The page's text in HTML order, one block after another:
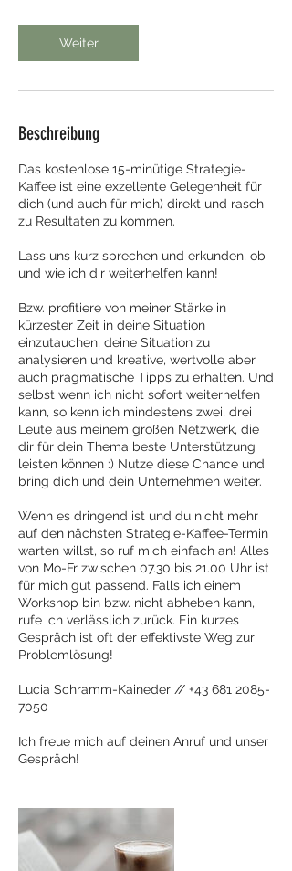
i
n
Weiter
Beschreibung
Das kostenlose 15-minütige Strategie-
Kaffee ist eine exzellente Gelegenheit für
dich (und auch für mich) direkt und rasch
zu Resultaten zu kommen.
Lass uns kurz sprechen und erkunden, ob
und wie ich dir weiterhelfen kann!
Bzw. profitiere von meiner Stärke in
kürzester Zeit in deine Situation
einzutauchen, deine Situation zu
analysieren und kreative, wertvolle aber
auch pragmatische Tipps zu erhalten. Und
selbst wenn ich nicht sofort weiterhelfen
kann, so kenn ich mindestens zwei, drei
Leute aus meinem großen Netzwerk, die
dir für dein Thema beste Unterstützung
leisten können :) Nutze diese Chance und
bring dich und dein Unternehmen weiter.
Wenn es dringend ist und du nicht mehr
auf den nächsten Strategie-Kaffee-Termin
warten willst, so ruf mich einfach an! Alles
von Mo-Fr zwischen 07.30 bis 21.00 Uhr ist
für mich gut passend. Falls ich einem
Workshop bin bzw. nicht abheben kann,
rufe ich verlässlich zurück. Ein kurzes
Gespräch ist oft der effektivste Weg zur
Problemlösung!
Lucia Schramm-Kaineder // +43 681 2085-
7050
Ich freue mich auf deinen Anruf und unser
Gespräch!